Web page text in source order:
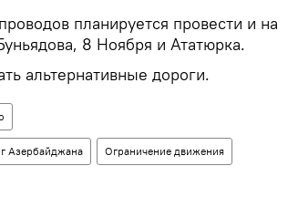
планируется провести и на
8 Ноября и Ататюрка.
альтернативные дороги.
Азербайджана Ограничение движения